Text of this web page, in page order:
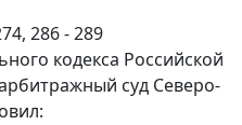
, 286 - 289
кодекса Российской
суд Северо-